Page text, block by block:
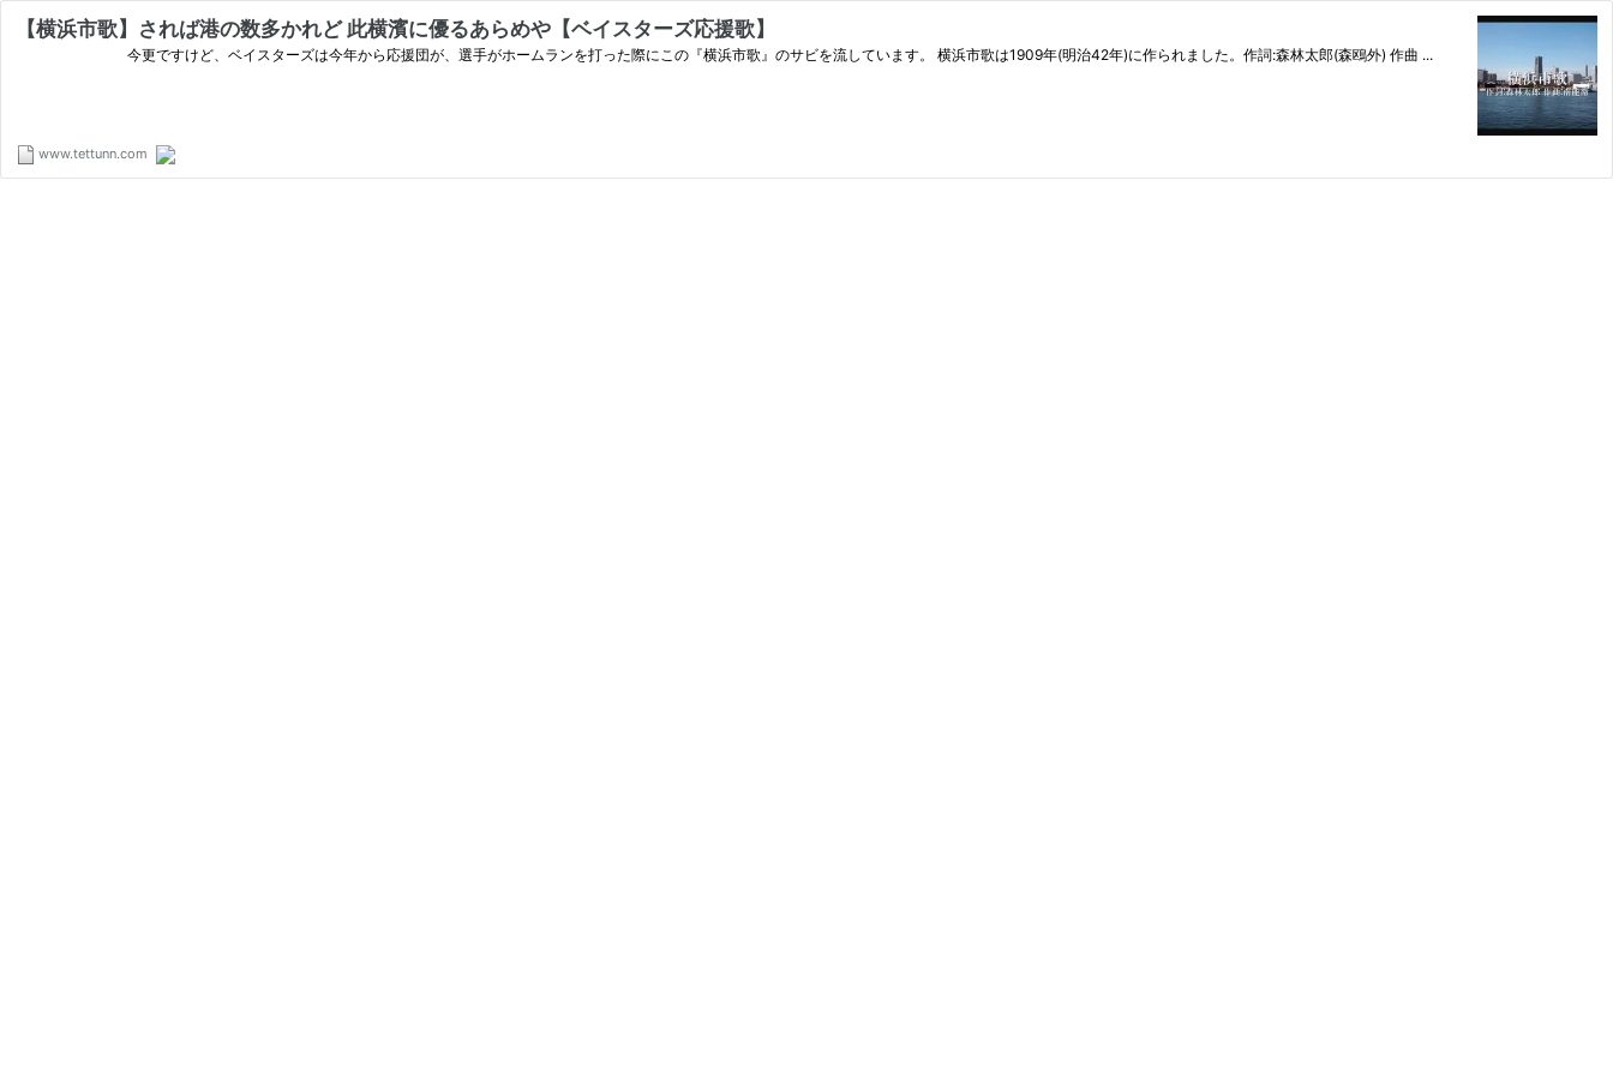
【横浜市歌】されば港の数多かれど 此横濱に優るあらめや【ベイスターズ応援歌】
今更ですけど、ベイスターズは今年から応援団が、選手がホームランを打った際にこの『横浜市歌』のサビを流しています。 横浜市歌は1909年(明治42年)に作られました。作詞:森林太郎(森鴎外) 作曲 ...
www.tettunn.com